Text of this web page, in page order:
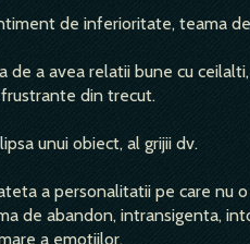
de inferioritate, teama
a avea relatii bune cu
din trecut.
unui obiect, al grijii dv.
a personalitatii pe care nu
de abandon, intransigenta,
a emotiilor.